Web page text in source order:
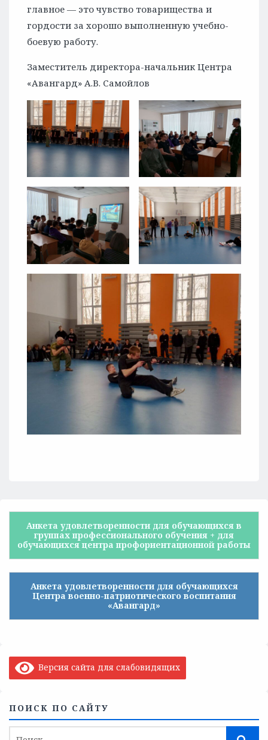
главное — это чувство товарищества и
гордости за хорошо выполненную учебно-
боевую работу.
Заместитель директора-начальник Центра
«Авангард» А.В. Самойлов
Анкета удовлетворенности для обучающихся в
группах профессионального обучения + для
обучающихся центра профориентационной работы
Анкета удовлетворенности для обучающихся
Центра военно-патриотического воспитания
«Авангард»
Версия сайта для слабовидящих
ПОИСК ПО САЙТУ